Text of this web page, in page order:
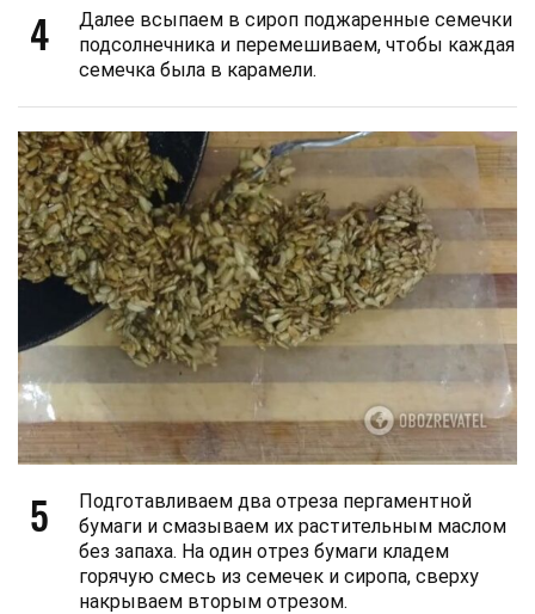
4
Далее всыпаем в сироп поджаренные семечки
подсолнечника и перемешиваем, чтобы каждая
семечка была в карамели.
5
Подготавливаем два отреза пергаментной
бумаги и смазываем их растительным маслом
без запаха. На один отрез бумаги кладем
горячую смесь из семечек и сиропа, сверху
накрываем вторым отрезом.